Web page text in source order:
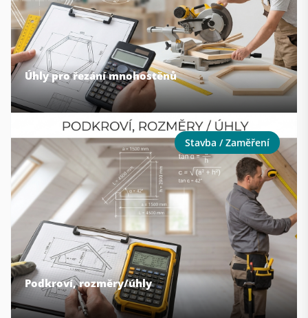
Úhly pro řezání mnohostěnů
Stavba / Zaměření
Podkroví, rozměry/úhly